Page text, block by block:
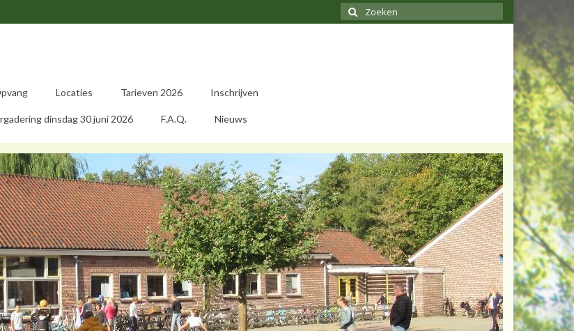
Zoeken
naar:
Locaties Tarieven 2026 Inschrijven
dinsdag 30 juni 2026 F.A.Q. Nieuws